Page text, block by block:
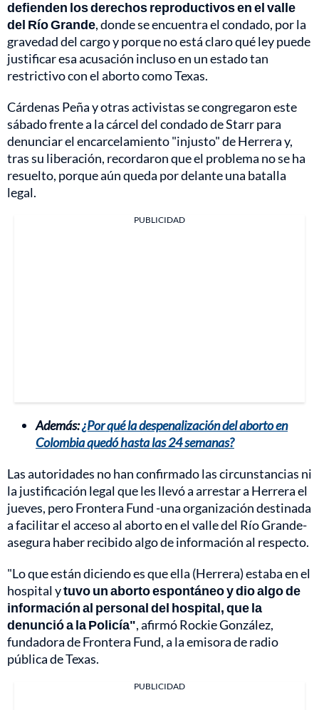
defienden los derechos reproductivos en el valle
del Río Grande, donde se encuentra el condado, por la
gravedad del cargo y porque no está claro qué ley puede
justificar esa acusación incluso en un estado tan
restrictivo con el aborto como Texas.
Cárdenas Peña y otras activistas se congregaron este
sábado frente a la cárcel del condado de Starr para
denunciar el encarcelamiento "injusto" de Herrera y,
tras su liberación, recordaron que el problema no se ha
resuelto, porque aún queda por delante una batalla
legal.
PUBLICIDAD
Además:¿Por qué la despenalización del aborto en
Colombia quedó hasta las 24 semanas?
Las autoridades no han confirmado las circunstancias ni
la justificación legal que les llevó a arrestar a Herrera el
jueves, pero Frontera Fund -una organización destinada
a facilitar el acceso al aborto en el valle del Río Grande-
asegura haber recibido algo de información al respecto.
"Lo que están diciendo es que ella (Herrera) estaba en el
hospital ytuvo un aborto espontáneo y dio algo de
información al personal del hospital, que la
denunció a la Policía", afirmó Rockie González,
fundadora de Frontera Fund, a la emisora de radio
pública de Texas.
PUBLICIDAD